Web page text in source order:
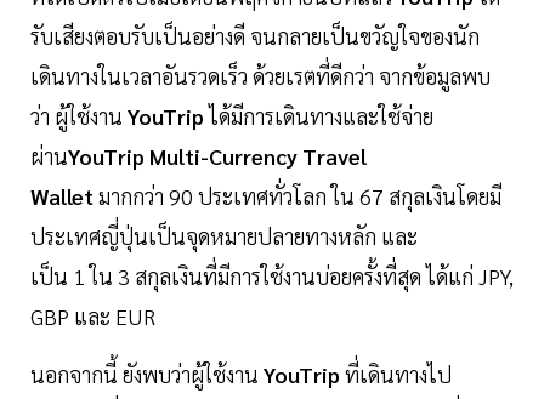
รับเสียงตอบรับเป็นอย่างดี จนกลายเป็นขวัญใจของนัก
เดินทางในเวลาอันรวดเร็ว ด้วยเรตที่ดีกว่า จากข้อมูลพบ
ว่า ผู้ใช้งาน YouTripได้มีการเดินทางและใช้จ่าย
ผ่านYouTrip Multi-Currency Travel
Walletมากกว่า 90 ประเทศทั่วโลก ใน 67 สกุลเงินโดยมี
ประเทศญี่ปุ่นเป็นจุดหมายปลายทางหลัก และ
เป็น 1 ใน 3 สกุลเงินที่มีการใช้งานบ่อยครั้งที่สุด ได้แก่ JPY,
GBP และ EUR
นอกจากนี้ ยังพบว่าผู้ใช้งาน YouTrip ที่เดินทางไป